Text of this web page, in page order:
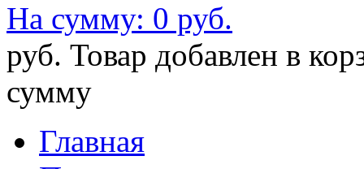
На сумму: 0 руб.
руб. Товар добавлен в
сумму
Главная